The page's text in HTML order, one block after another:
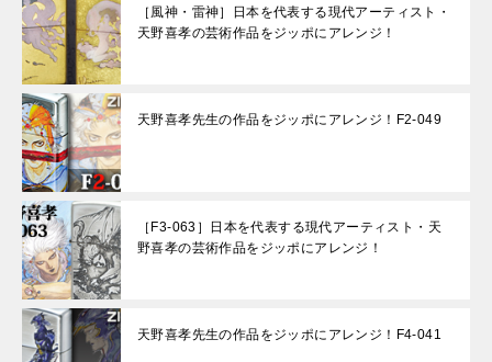
［風神・雷神］日本を代表する現代アーティスト・
天野喜孝の芸術作品をジッポにアレンジ！
天野喜孝先生の作品をジッポにアレンジ！F2-049
［F3-063］日本を代表する現代アーティスト・天
野喜孝の芸術作品をジッポにアレンジ！
天野喜孝先生の作品をジッポにアレンジ！F4-041